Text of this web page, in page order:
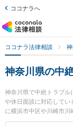
ココナラへ
ココナラ法律相談
神奈川県の中
神奈川県で中絶トラブ
や休日面談に対応してい
に横浜市中区や川崎市
ます。離婚・男女問題